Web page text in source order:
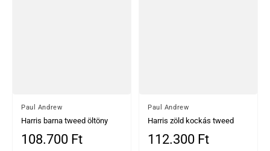
Által
Paul Andrew
Harris barna tweed öltöny
Mayfair kőmintás mellénnyel
Normál ár
108.700 Ft
Által
Paul Andrew
Harris zöld kockás tweed
öltöny Belmont zsálya
kontrasztos mellénnyel
Normál ár
112.300 Ft